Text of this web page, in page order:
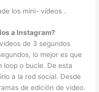
los mini- vídeos .
a Instagram?
de 3 segundos
lo mejor es que
loop o bucle. De esta
a la red social. Desde
de edición de video.